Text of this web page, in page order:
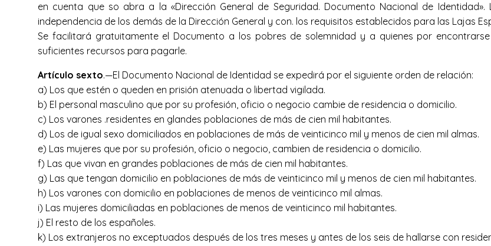
en cuenta que so abra a la «Dirección General de Seguridad. Documento Nacional de
independencia de los demás de la Dirección General y con. los requisitos establecidos para las Lajas
Se facilitará gratuitamente el Documento a los pobres de solemnidad y a quienes por
suficientes recursos para pagarle.
Artículo sexto.—El Documento Nacional de Identidad se expedirá por el siguiente orden de relación:
a) Los que estén o queden en prisión atenuada o libertad vigilada.
b) El personal masculino que por su profesión, oficio o negocio cambie de residencia o domicilio.
c) Los varones .residentes en glandes poblaciones de más de cien mil habitantes.
d) Los de igual sexo domiciliados en poblaciones de más de veinticinco mil y menos de cien mil almas.
e) Las mujeres que por su profesión, oficio o negocio, cambien de residencia o domicilio.
f) Las que vivan en grandes poblaciones de más de cien mil habitantes.
g) Las que tengan domicilio en poblaciones de más de veinticinco mil y menos de cien mil habitantes.
h) Los varones con domicilio en poblaciones de menos de veinticinco mil almas.
i) Las mujeres domiciliadas en poblaciones de menos de veinticinco mil habitantes.
j) El resto de los españoles.
k) Los extranjeros no exceptuados después de los tres meses y antes de los seis de hallarse con